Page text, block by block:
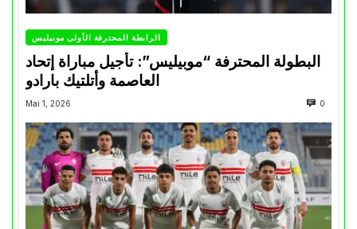
الرابطة المحترفة الأولى موبيليس
البطولة المحترفة “موبيليس”: تأجيل مباراة إتحاد
العاصمة وأتلتيك بارادو
Mai 1, 2026 0